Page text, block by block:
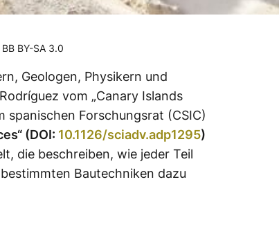
BY-SA 3.0
Geologen, Physikern und
vom „Canary Islands
spanischen Forschungsrat (CSIC)
(DOI: 10.1126/sciadv.adp1295)
die beschreiben, wie jeder Teil
Bautechniken dazu